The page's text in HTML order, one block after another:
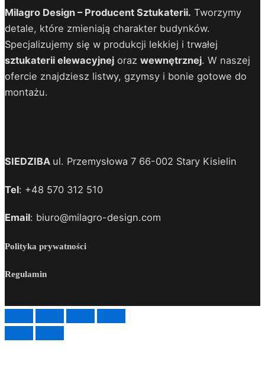
Milagro Design – Producent Sztukaterii. Tworzymy
detale, które zmieniają charakter budynków.
Specjalizujemy się w produkcji lekkiej i trwałej
sztukaterii elewacyjnej oraz wewnętrznej. W naszej
ofercie znajdziesz listwy, gzymsy i bonie gotowe do
montażu.
SIEDZIBA ul. Przemysłowa 7 66-002 Stary Kisielin
Tel: +48 570 312 510
Email: biuro@milagro-design.com
Polityka prywatności
Regulamin